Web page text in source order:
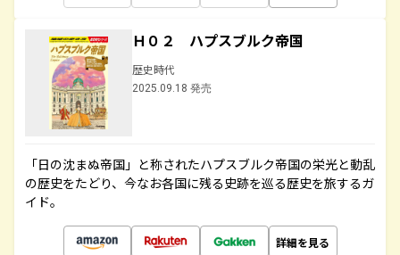
Ｈ０２ ハプスブルク帝国
歴史時代
2025.09.18 発売
「日の沈まぬ帝国」と称されたハプスブルク帝国の栄光と動乱
の歴史をたどり、今なお各国に残る史跡を巡る歴史を旅するガ
イド。
詳細を見る